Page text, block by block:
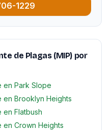
1229
de Plagas (MIP) por
en Park Slope
Brooklyn Heights
Flatbush
Crown Heights